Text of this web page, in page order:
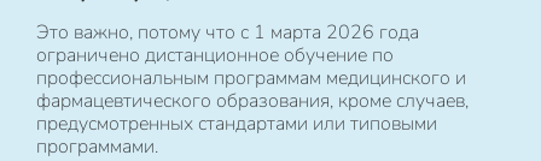
Это важно, потому что с 1 марта 2026 года
ограничено дистанционное обучение по
профессиональным программам медицинского и
фармацевтического образования, кроме случаев,
предусмотренных стандартами или типовыми
программами.